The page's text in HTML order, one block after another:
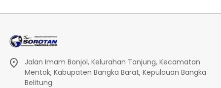
Jalan Imam Bonjol, Kelurahan Tanjung, Kecamatan
Mentok, Kabupaten Bangka Barat, Kepulauan Bangka
Belitung.